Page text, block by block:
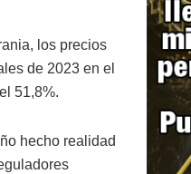
los precios
de 2023 en el
51,8%.
hecho realidad